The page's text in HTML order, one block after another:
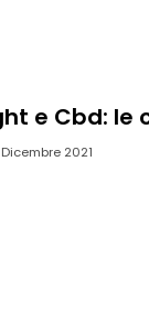
e Cbd: le
2021